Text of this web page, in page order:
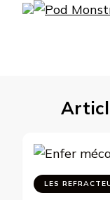
LES